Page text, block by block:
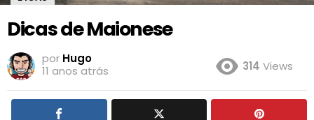
Dicas de Maionese
por Hugo
11 anos atrás
314 Views